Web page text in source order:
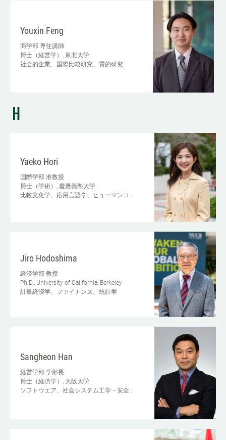
Youxin Feng
商学部 専任講師
博士（経営学）, 東北大学
社会的企業、国際比較研究、質的研究
H
Yaeko Hori
国際学部 准教授
博士（学術）, 慶應義塾大学
比較文化学、応用言語学、ヒューマンコ...
Jiro Hodoshima
経済学部 教授
Ph.D., University of California, Berkeley
計量経済学、ファイナンス、統計学
Sangheon Han
経営学部 学部長
博士（経済学）, 大阪大学
ソフトウエア、社会システム工学・安全...